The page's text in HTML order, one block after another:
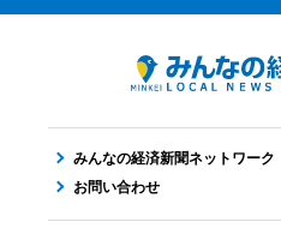
みんなの経済新聞ネットワーク
お問い合わせ